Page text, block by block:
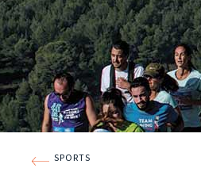
SPORTS